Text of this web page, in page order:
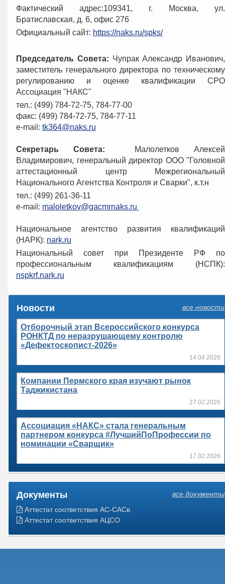
Новости все новости
Отборочный этап Всероссийского конкурса
РОНКТД по неразрушающему контролю
«Дефектоскопист-2026»
14.04.2026
Компании Пермского края изучают рынок
Таджикистана
27.02.2026
Ассоциация «НАКС» стала генеральным
партнером конкурса #ЛучшийПоПрофессии по
номинации «Сварщик»
17.02.2026
Документы
все документы
Аттестат соответствия АС-САСв
Аттестат соответствия АЦСО
Фактический адрес:109341, г. Москва, ул.
Братиславская, д. 6, офис 276
Официальный сайт: https://naks.ru/spks/
Председатель Совета: Чупрак Александр Иванович,
заместитель генерального директора по техническому
регулированию и оценке квалификации СРО
Ассоциация "НАКС"
тел.: (499) 784-72-75, 784-77-00
факс: (499) 784-72-75, 784-77-11
e-mail: tk364@naks.ru
Cекретарь Совета:
Малолетков Алексей
Владимирович, генеральный директор ООО "Головной
аттестационный центр Межрегиональный
Национального Агентства Контроля и Сварки", к.т.н
тел.: (499) 261-36-11
e-mail: maloletkov@gacmrnaks.ru
Национальное агентство развития квалификаций
(НАРК): nark.ru
Национальный совет при Президенте РФ по
профессиональным квалификациям (НСПК):
nspkrf.nark.ru